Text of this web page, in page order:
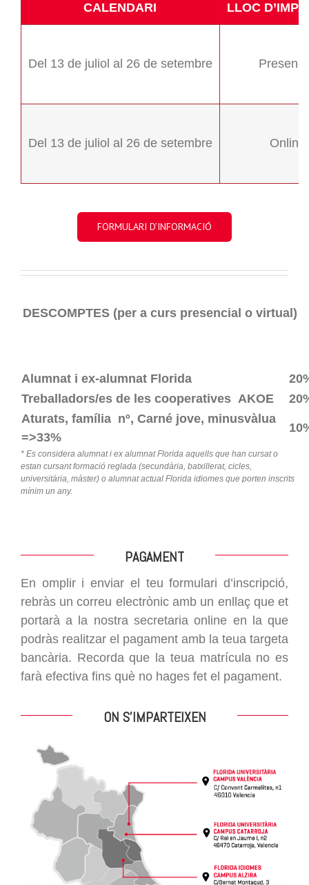
CALENDARI LLOC
Del 13 de juliol al 26 de setembre
Del 13 de juliol al 26 de setembre Online
FORMULARI D’INFORMACIÓ
DESCOMPTES (per a curs presencial o virtual)
Alumnat i ex-alumnat Florida
Treballadors/esde les cooperatives AKOE
Aturats, família nº, Carné jove, minusvàlua
=>33%
* Es considera alumnat i ex alumnat Florida aquells que han cursat o
estan cursant formació reglada (secundària, batxillerat, cicles,
universitària, màster) o alumnat actual Florida idiomes que porten inscrits
mínim un any.
PAGAMENT
En omplir i enviar el teu formulari d’inscripció,
rebràs un correu electrònic amb un enllaç que et
portarà a la nostra secretaria online en la que
podràs realitzar el pagament amb la teua targeta
bancària. Recorda que la teua matrícula no es
farà efectiva fins què no hages fet el pagament.
ON S’IMPARTEIXEN